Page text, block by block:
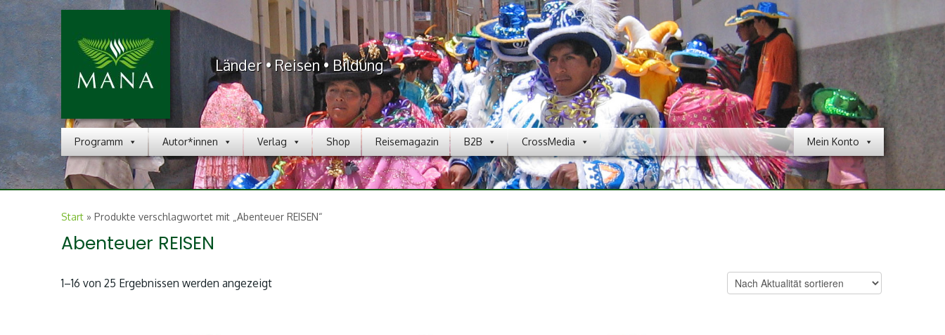
Länder • Reisen • Bildung
Programm Autor*innen Verlag Shop Reisemagazin B2B Mein Konto
CrossMedia
Start » Produkte verschlagwortet mit „Abenteuer REISEN“
Abenteuer REISEN
1–16 von 25 Ergebnissen werden angezeigtNach